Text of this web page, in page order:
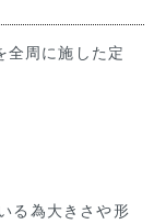
全周に施した定
る為大きさや形